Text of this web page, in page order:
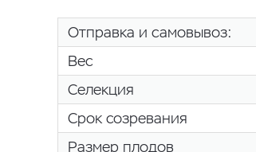
Отправка и самовывоз:
Вес
Селекция
Срок созревания
Размер плодов